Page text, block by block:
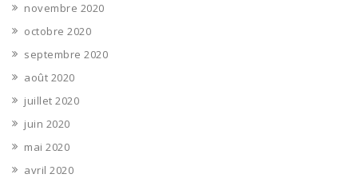
novembre 2020
octobre 2020
septembre 2020
août 2020
juillet 2020
juin 2020
mai 2020
avril 2020